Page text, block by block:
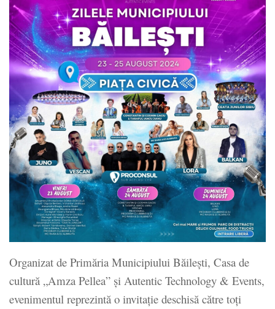
Organizat de Primăria Municipiului Băilești, Casa de
cultură „Amza Pellea” și Autentic Technology & Events,
evenimentul reprezintă o invitație deschisă către toți